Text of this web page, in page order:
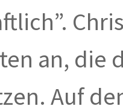
an, die
Auf